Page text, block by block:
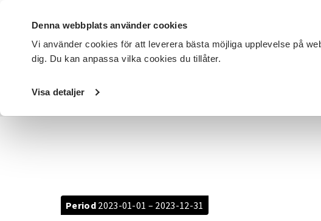
Denna webbplats använder cookies
Vi använder cookies för att leverera bästa möjliga upplevelse på
dig. Du kan anpassa vilka cookies du tillåter.
Visa detaljer
DET HÄR GÖR VI FÖR DIG SOM SÖK KURSER OCH EVENEMANG
Startsida / Avdelningar
Period 2023-01-01 – 2023-12-31